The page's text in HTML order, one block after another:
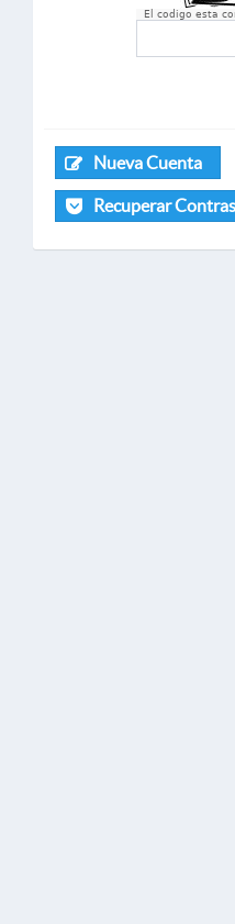
El codigo esta
Nueva Cuenta
Recuperar